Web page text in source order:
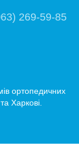
269-59-85
ортопедичних
Харкові.